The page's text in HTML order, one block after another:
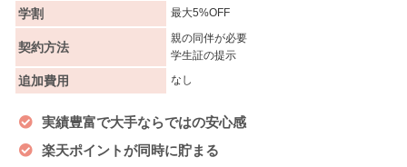
学割 最大5%OFF
契約方法
親の同伴が必要
学生証の提示
追加費用 なし
実績豊富で大手ならではの安心感
楽天ポイントが同時に貯まる